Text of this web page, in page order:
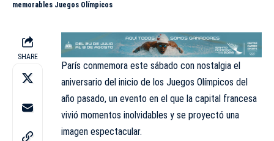
memorables Juegos Olímpicos
SHARE
París conmemora este sábado con nostalgia el
aniversario del inicio de los Juegos Olímpicos del
año pasado, un evento en el que la capital francesa
vivió momentos inolvidables y se proyectó una
imagen espectacular.